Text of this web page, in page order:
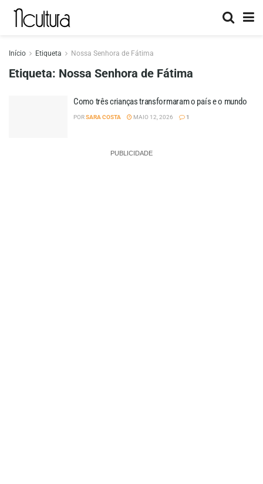
Início Etiqueta Nossa Senhora de Fátima
Etiqueta: Nossa Senhora de Fátima
Como três crianças transformaram o país e o mundo
PORSARA COSTA MAIO 12, 2026 1
PUBLICIDADE